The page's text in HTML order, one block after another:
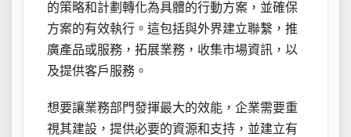
的策略和計劃轉化為具體的行動方案，並確保
方案的有效執行。這包括與外界建立聯繫，推
廣產品或服務，拓展業務，收集市場資訊，以
及提供客戶服務。
想要讓業務部門發揮最大的效能，企業需要重
視其建設，提供必要的資源和支持，並建立有